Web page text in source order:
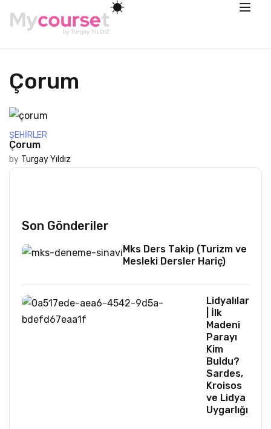
Çorum
ŞEHIRLER
Çorum
by Turgay Yıldız
Son Gönderiler
Mks Ders Takip (Turizm ve
Mesleki Dersler Hariç)
Lidyalılar
| İlk
Madeni
Parayı
Kim
Buldu?
Sardes,
Kroisos
ve Lidya
Uygarlığı